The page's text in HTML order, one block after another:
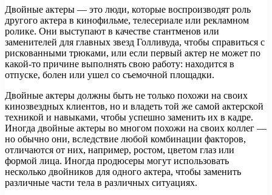
Двойные актеры — это люди, которые воспроизводят роль
другого актера в кинофильме, телесериале или рекламном
ролике. Они выступают в качестве стантменов или
заменителей для главных звезд Голливуда, чтобы справиться с
рискованными трюками, или если первый актер не может по
какой-то причине выполнять свою работу: находится в
отпуске, болен или ушел со съемочной площадки.
Двойные актеры должны быть не только похожи на своих
кинозвездных клиентов, но и владеть той же самой актерской
техникой и навыками, чтобы успешно заменить их в кадре.
Иногда двойные актеры во многом похожи на своих коллег —
но обычно они, вследствие любой комбинации факторов,
отличаются от них, например, ростом, цветом глаз или
формой лица. Иногда продюсеры могут использовать
несколько двойников для одного актера, чтобы заменить
различные части тела в различных ситуациях.